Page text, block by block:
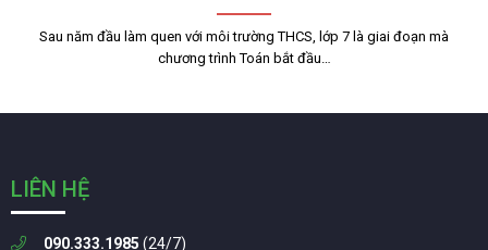
Sau năm đầu làm quen với môi trường THCS, lớp 7 là giai đoạn mà
chương trình Toán bắt đầu…
LIÊN HỆ
090.333.1985 (24/7)